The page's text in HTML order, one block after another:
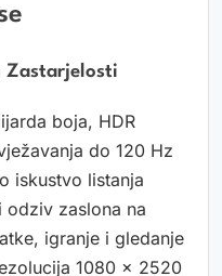
Zastarjelosti
boja, HDR
do 120 Hz
iskustvo listanja
odziv zaslona na
igranje i gledanje
1080 x 2520